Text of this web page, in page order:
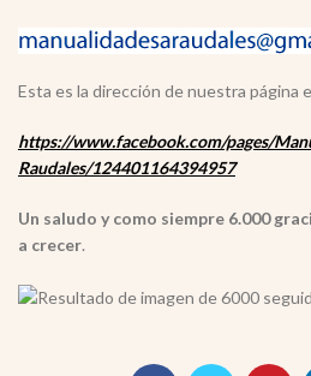
Esta es la dirección de nuestra página
https://www.facebook.com/pages/
Raudales/124401164394957
Un saludo y como siempre 6.000
a crecer.